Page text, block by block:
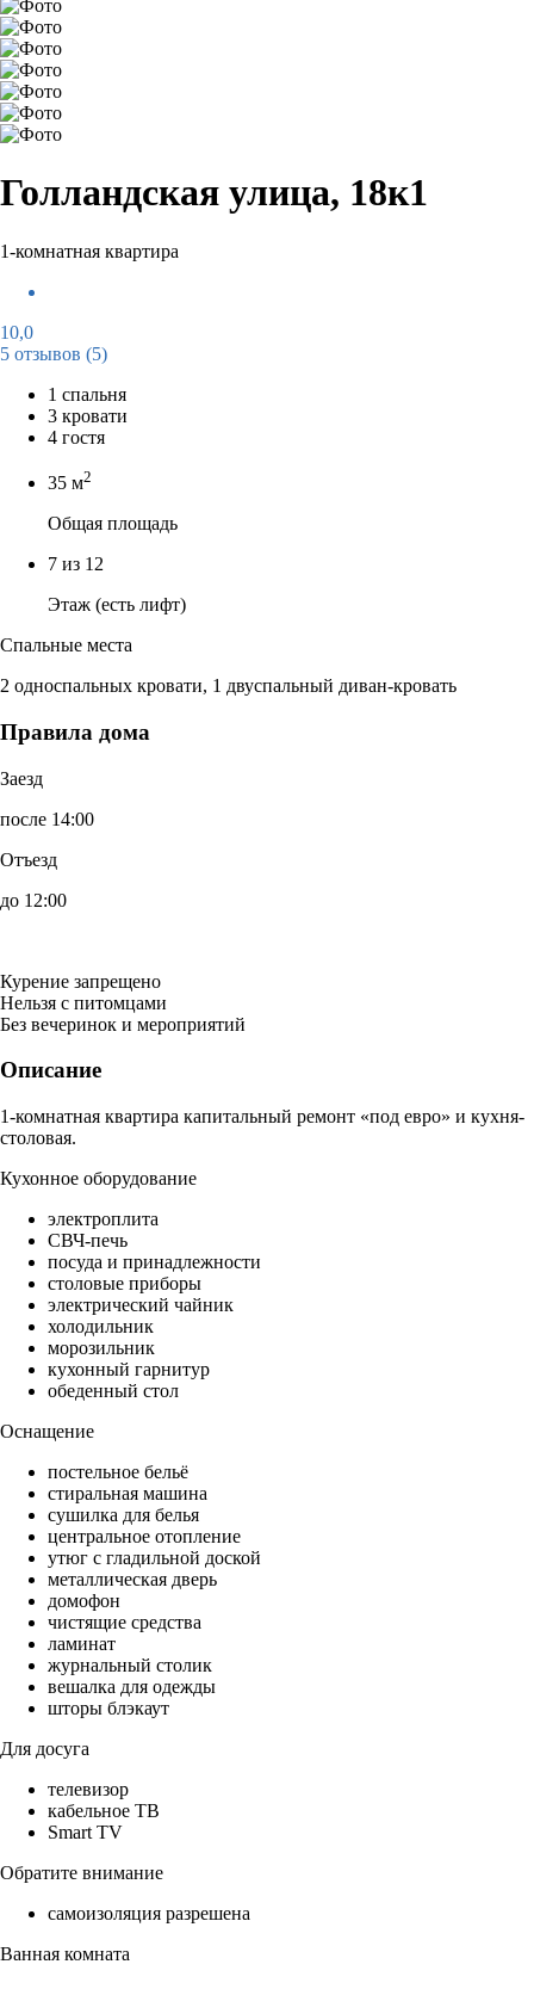
Голландская улица, 18к1
1-комнатная квартира
10,0
5 отзывов (5)
1 спальня
3 кровати
4 гостя
35 м2
Общая площадь
7 из 12
Этаж (есть лифт)
Спальные места
2 односпальных кровати, 1 двуспальный диван-кровать
Правила дома
Заезд
после 14:00
Отъезд
до 12:00
Курение запрещено
Нельзя с питомцами
Без вечеринок и мероприятий
Описание
1-комнатная квартира капитальный ремонт «под евро» и кухня-
столовая.
Кухонное оборудование
электроплита
СВЧ-печь
посуда и принадлежности
столовые приборы
электрический чайник
холодильник
морозильник
кухонный гарнитур
обеденный стол
Оснащение
постельное бельё
стиральная машина
сушилка для белья
центральное отопление
утюг с гладильной доской
металлическая дверь
домофон
чистящие средства
ламинат
журнальный столик
вешалка для одежды
шторы блэкаут
Для досуга
телевизор
кабельное ТВ
Smart TV
Обратите внимание
самоизоляция разрешена
Ванная комната